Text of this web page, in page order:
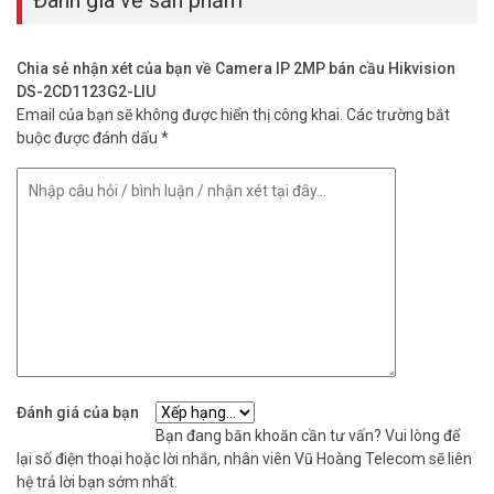
– Tầm xa hồng ngoại 30m/ Tầm xa đèn ánh sáng trắng 20m
– Tích hợp Micro
– Hỗ trợ dịch vụ Hik-connect
– Hỗ trợ sự kiện: phát hiện chuyển động người/ phương tiện
– Tiêu chuẩn chống bụi nước IP67/ tiêu chuẩn chống va đập IK08
– Trọng lượng: 550 g
đêm. Khi không đủ sáng, đèn hồng ngoại 30m tự động kích hoạt hỗ
trợ. Người dùng có thể tùy chọn chế độ hoạt động qua cài đặt
camera.
Chia sẻ nhận xét của bạn về Camera IP 2MP bán cầu Hikvision
DS-2CD1123G2-LIU
Email của bạn sẽ không được hiển thị công khai. Các trường bắt
buộc được đánh dấu *
Đánh giá của bạn
Bạn đang băn khoăn cần tư vấn? Vui lòng để
lại số điện thoại hoặc lời nhắn, nhân viên Vũ Hoàng Telecom sẽ liên
hệ trả lời bạn sớm nhất.